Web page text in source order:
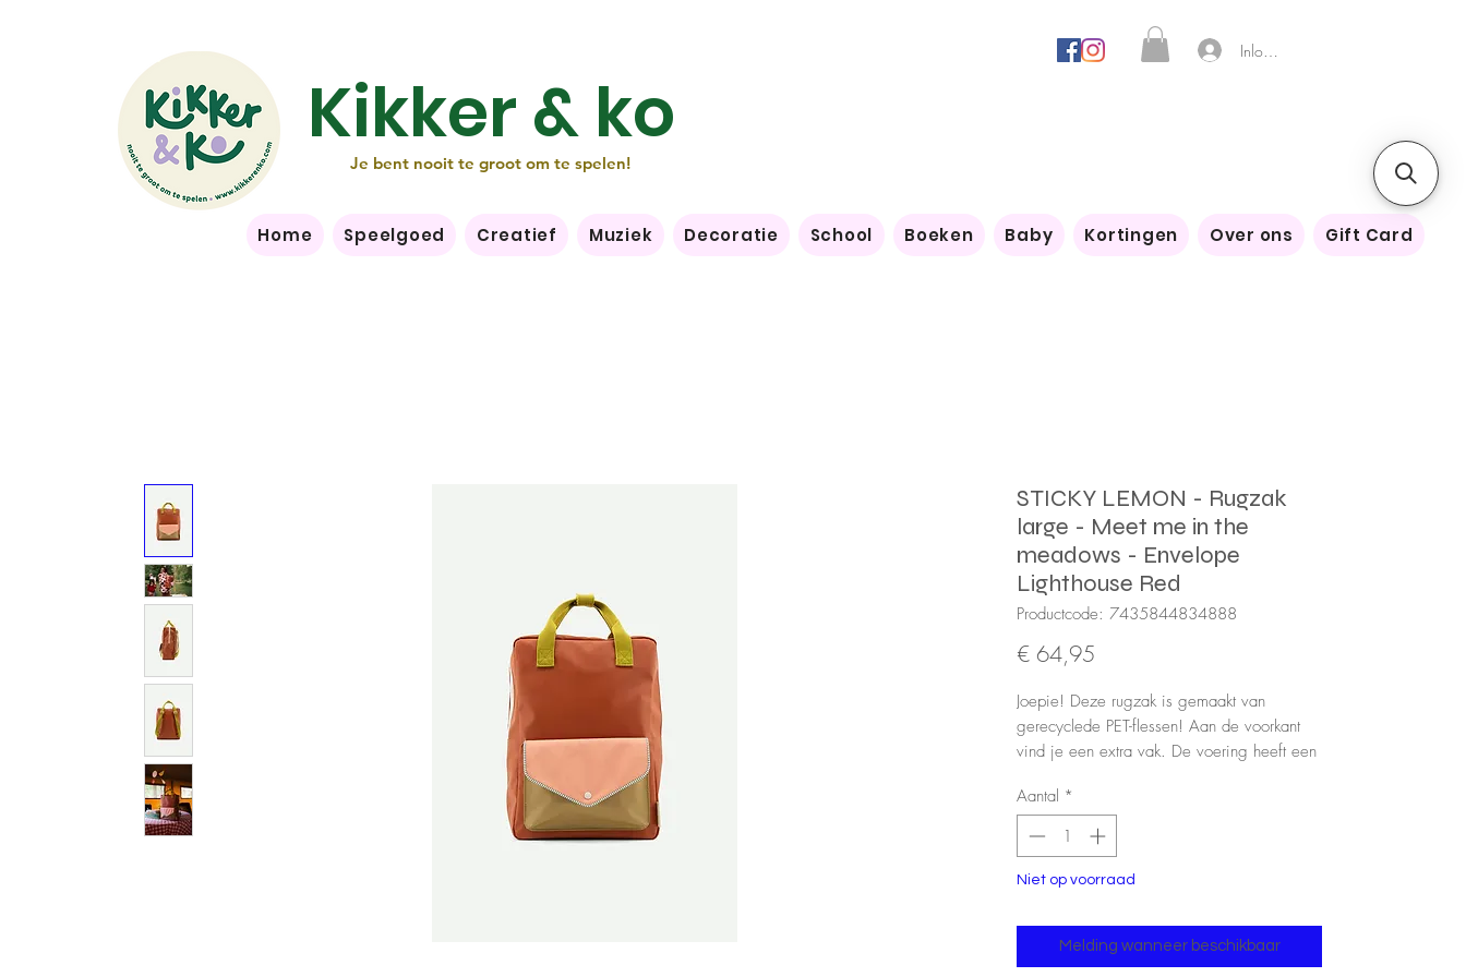
Kikker & ko
Je bent nooit te groot om te spelen!
Inloggen
Home Speelgoed Creatief Muziek Decoratie School Boeken Baby Kortingen Over ons Gift Card
STICKY LEMON - Rugzak
large - Meet me in the
meadows - Envelope
Lighthouse Red
Productcode: 7435844834888
€ 64,95
Joepie! Deze rugzak is gemaakt van
gerecyclede PET-flessen! Aan de voorkant
vind je een extra vak. De voering heeft een
van YKK en de schouderhengsels zijn
verstelbaar. Aan de binnenkant vind je een
elastische flessenhouder en een zak over de
hele achterkant die sluit met klittenband. Op
contactgegevens schrijven.
Aantal *
Niet op voorraad
Melding wanneer beschikbaar